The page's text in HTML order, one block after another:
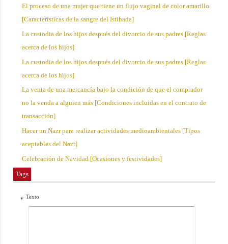
El proceso de una mujer que tiene un flujo vaginal de color amarillo
[Características de la sangre del Istihada]
La custodia de los hijos después del divorcio de sus padres [Reglas
acerca de los hijos]
La custodia de los hijos después del divorcio de sus padres [Reglas
acerca de los hijos]
La venta de una mercancía bajo la condición de que el comprador
no la venda a alguien más [Condiciones incluidas en el contrato de
transacción]
Hacer un Nazr para realizar actividades medioambientales [Tipos
aceptables del Nazr]
Celebración de Navidad [Ocasiones y festividades]
Tags
* Texto